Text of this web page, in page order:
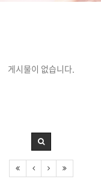
게시물이 없습니다.